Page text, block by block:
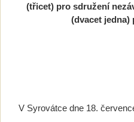
(třicet) pro sdružení
(dvacet jedna)
V Syrovátce dne 18.